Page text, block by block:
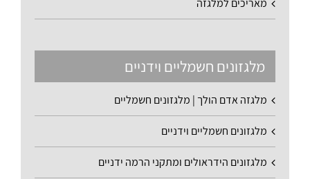
מאריכים למלגזה
מלגזונים חשמליים וידניים
מלגזה אדם הולך | מלגזונים חשמליים
מלגזונים חשמליים וידניים
מלגזונים הידראולים ומתקני הרמה ידניים